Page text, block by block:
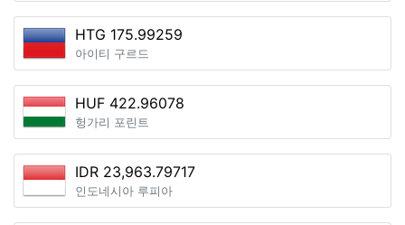
HTG 175.99259
아이티 구르드
HUF 422.96078
헝가리 포린트
IDR 23,963.79717
인도네시아 루피아